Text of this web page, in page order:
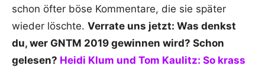
schon öfter böse Kommentare, die sie später
wieder löschte. Verrate uns jetzt: Was denkst
du, wer GNTM 2019 gewinnen wird? Schon
gelesen? Heidi Klum und Tom Kaulitz: So krass